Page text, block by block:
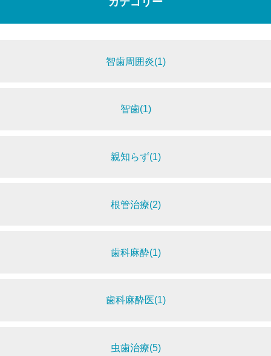
智歯周囲炎(1)
智歯(1)
親知らず(1)
根管治療(2)
歯科麻酔(1)
歯科麻酔医(1)
虫歯治療(5)